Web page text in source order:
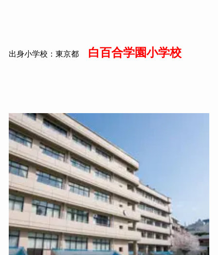
出身小学校：東京都 白百合学園小学校